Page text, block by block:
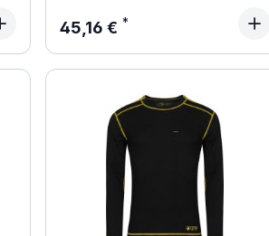
Regulärer Preis:
45,16 €